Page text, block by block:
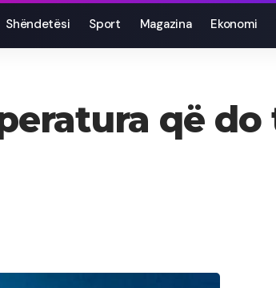
Shëndetësi Sport Magazina Ekonomi
që